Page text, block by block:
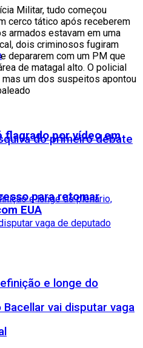
do primeiro debate
e longe do
vai disputar vaga
Militar, tudo começou
cerco tático após receberem
armados estavam em uma
dois criminosos fugiram
depararem com um PM que
de matagal alto. O policial
um dos suspeitos apontou
por vídeo em
para retomar
EUA